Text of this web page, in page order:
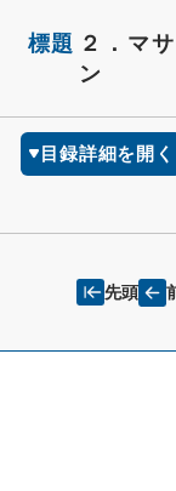
標題 ２．マ
ン
目録詳細を開く
先頭